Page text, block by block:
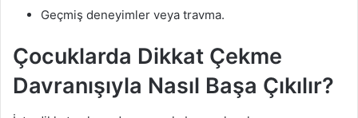
Geçmiş deneyimler veya travma.
Çocuklarda Dikkat Çekme
Davranışıyla Nasıl Başa Çıkılır?